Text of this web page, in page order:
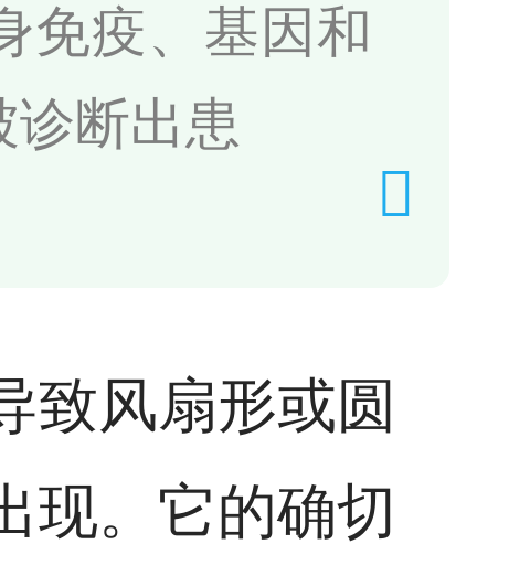
免疫、基因和
断出患
致风扇形或圆
现。它的确切